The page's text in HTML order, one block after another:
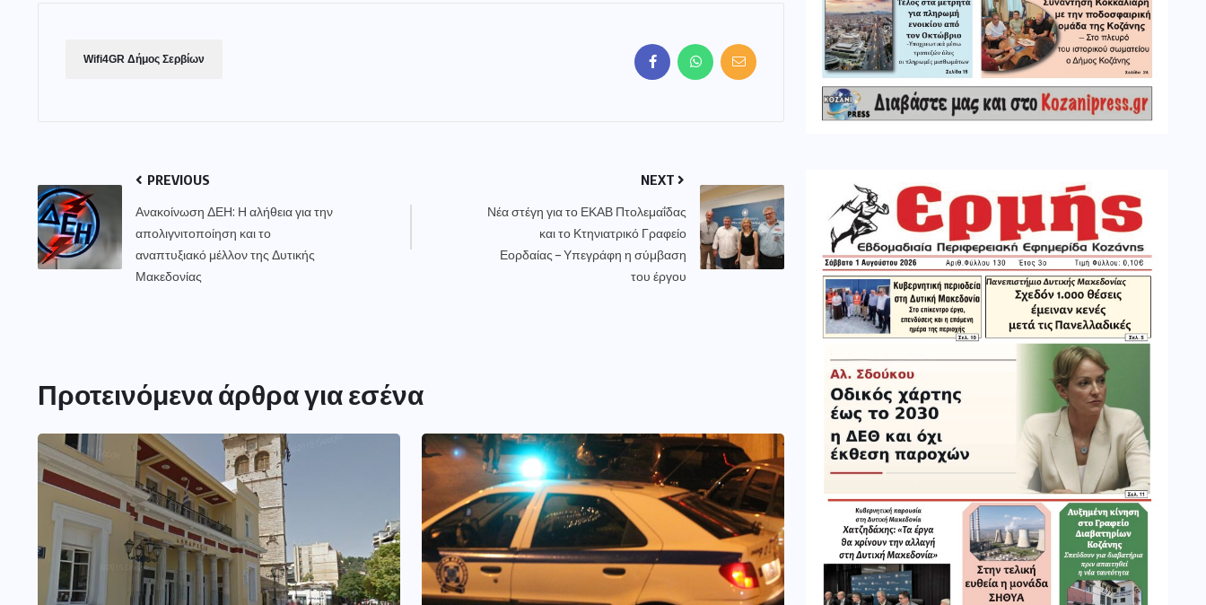
Wifi4GR Δήμος Σερβίων
PREVIOUS
Ανακοίνωση ΔΕΗ: Η αλήθεια για την
απολιγνιτοποίηση και το
αναπτυξιακό μέλλον της Δυτικής
Μακεδονίας
NEXT
Νέα στέγη για το ΕΚΑΒ Πτολεμαΐδας
και το Κτηνιατρικό Γραφείο
Εορδαίας – Υπεγράφη η σύμβαση
του έργου
Προτεινόμενα άρθρα για εσένα